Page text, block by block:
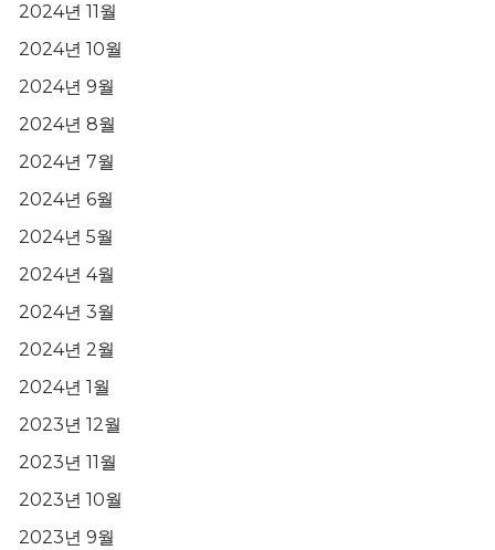
2024년 11월
2024년 10월
2024년 9월
2024년 8월
2024년 7월
2024년 6월
2024년 5월
2024년 4월
2024년 3월
2024년 2월
2024년 1월
2023년 12월
2023년 11월
2023년 10월
2023년 9월